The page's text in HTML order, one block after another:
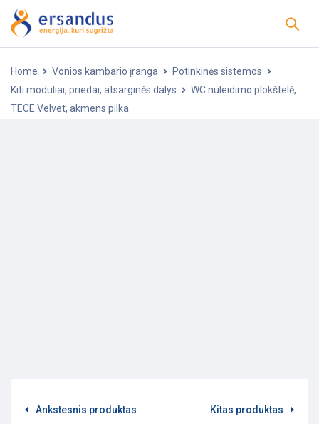
Home Vonios kambario įranga
Potinkinės sistemos
Kiti moduliai, priedai, atsarginės dalys
WC nuleidimo plokštelė,
TECE Velvet, akmens pilka
Ankstesnis produktas Kitas produktas